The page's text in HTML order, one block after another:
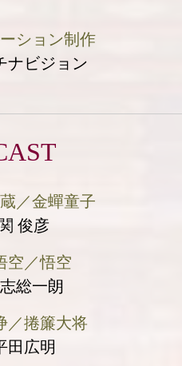
ション制作
ナビジョン
／金蟬童子
関 俊彦
空／悟空
総一朗
／捲簾大将
田広明